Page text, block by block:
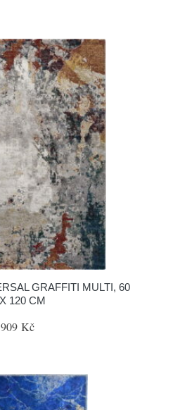
GRAFFITI MULTI, 60
X 120 CM
909 Kč